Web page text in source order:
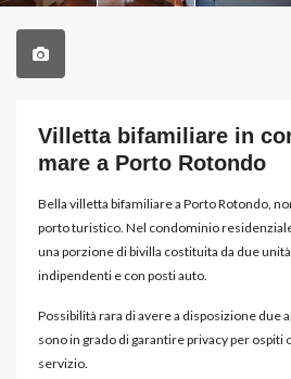
Villetta bifamiliare in
mare a Porto Rotondo
Bella villetta bifamiliare a Porto Rotondo,
porto turistico. Nel condominio
una porzione di bivilla costituita da due
indipendenti e con posti auto.
Possibilità rara di avere a disposizione due
sono in grado di garantire privacy per ospiti
servizio.